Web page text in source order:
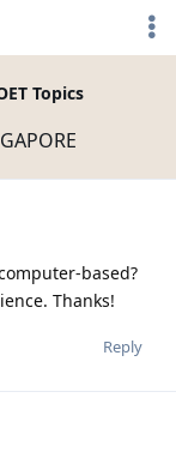
Topics
based?
Thanks!
Reply